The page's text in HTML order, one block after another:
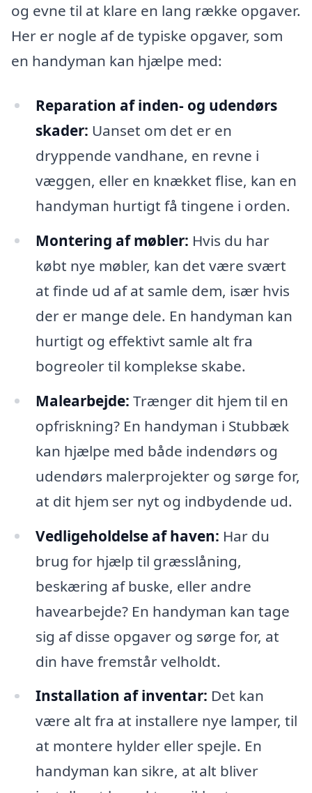
og evne til at klare en lang række opgaver.
Her er nogle af de typiske opgaver, som
en handyman kan hjælpe med:
Reparation af inden- og udendørs
skader: Uanset om det er en
dryppende vandhane, en revne i
væggen, eller en knækket flise, kan en
handyman hurtigt få tingene i orden.
Montering af møbler: Hvis du har
købt nye møbler, kan det være svært
at finde ud af at samle dem, især hvis
der er mange dele. En handyman kan
hurtigt og effektivt samle alt fra
bogreoler til komplekse skabe.
Malearbejde: Trænger dit hjem til en
opfriskning? En handyman i Stubbæk
kan hjælpe med både indendørs og
udendørs malerprojekter og sørge for,
at dit hjem ser nyt og indbydende ud.
Vedligeholdelse af haven: Har du
brug for hjælp til græsslåning,
beskæring af buske, eller andre
havearbejde? En handyman kan tage
sig af disse opgaver og sørge for, at
din have fremstår velholdt.
Installation af inventar: Det kan
være alt fra at installere nye lamper, til
at montere hylder eller spejle. En
handyman kan sikre, at alt bliver